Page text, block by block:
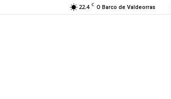
22.4 C O Barco de Valdeorras